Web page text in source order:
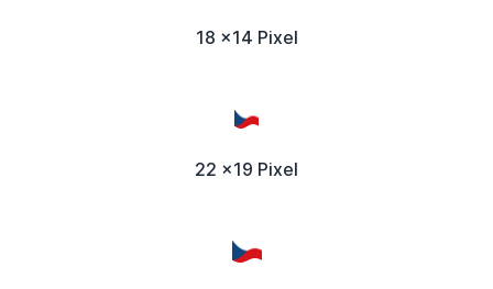
18 x14 Pixel
22 x19 Pixel